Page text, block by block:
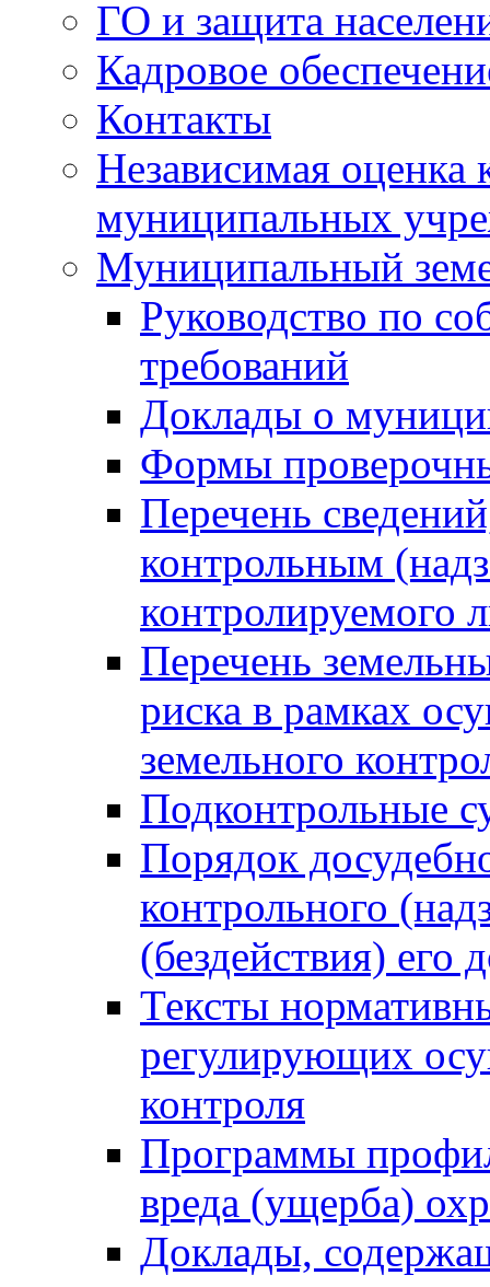
ГО и защита
Кадровое
Контакты
Независимая оценка
муниципальных
Муниципальный
Руководство по
требований
Доклады о
Формы
Перечень
контрольным
контролируемого
Перечень
риска в рамках
земельного
Подконтрольные
Порядок
контрольного
(бездействия)
Тексты
регулирующих
контроля
Программы
вреда (ущерба)
Доклады,